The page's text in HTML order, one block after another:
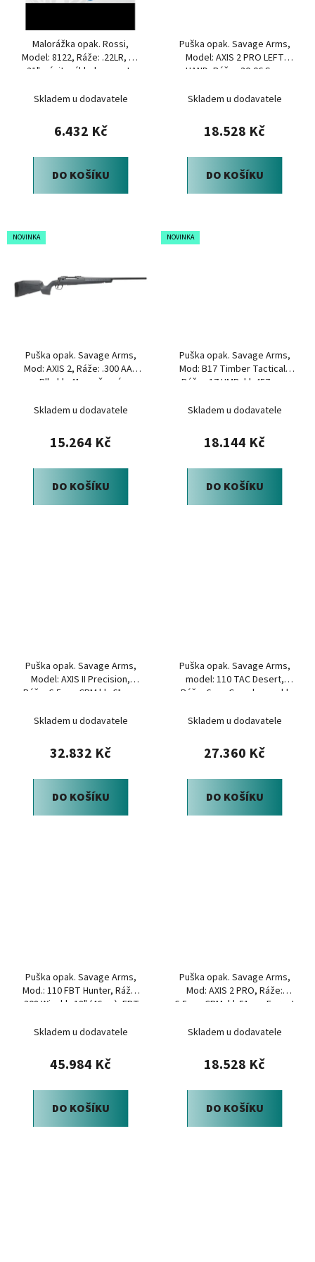
Malorážka opak. Rossi,
Model: 8122, Ráže: .22LR, hl.:
21", závit, základna mont.,
Skladem u dodavatele
6.432 Kč
DO KOŠÍKU
Puška opak. Savage Arms,
Model: AXIS 2 PRO LEFT
HAND, Ráže: .30-06 Spr.,
Skladem u dodavatele
18.528 Kč
DO KOŠÍKU
NOVINKA
Puška opak. Savage Arms,
Mod: AXIS 2, Ráže: .300 AAC
Blk, hl.: 41cm, černá
Skladem u dodavatele
15.264 Kč
DO KOŠÍKU
NOVINKA
Puška opak. Savage Arms,
Mod: B17 Timber Tactical ,
Ráže: .17 HMR, hl. 457mm,
Skladem u dodavatele
18.144 Kč
DO KOŠÍKU
Puška opak. Savage Arms,
Model: AXIS II Precision,
Ráže: 6,5mm CRM hl.: 61cm,
Skladem u dodavatele
32.832 Kč
DO KOŠÍKU
Puška opak. Savage Arms,
model: 110 TAC Desert,
Ráže: 6mm Creedmoor, hl
Skladem u dodavatele
27.360 Kč
DO KOŠÍKU
Puška opak. Savage Arms,
Mod.: 110 FBT Hunter, Ráže:
.308 Win, hl.: 18" (46cm), FBT
Skladem u dodavatele
45.984 Kč
DO KOŠÍKU
Puška opak. Savage Arms,
Mod: AXIS 2 PRO, Ráže:
6,5mm CRM, hl: 51cm, Forest
Skladem u dodavatele
18.528 Kč
DO KOŠÍKU